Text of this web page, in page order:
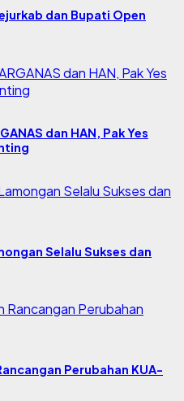
dan Bupati Open
dan HAN, Pak Yes
Selalu Sukses dan
Perubahan KUA-